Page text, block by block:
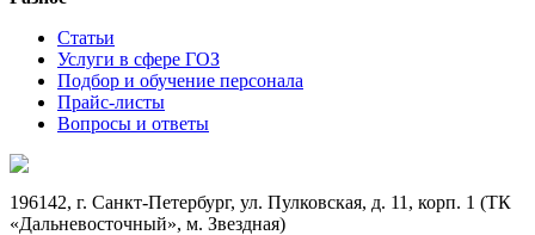
Статьи
Услуги в сфере ГОЗ
Подбор и обучение персонала
Прайс-листы
Вопросы и ответы
196142, г. Санкт-Петербург, ул. Пулковская, д. 11, корп. 1 (ТК
«Дальневосточный», м. Звездная)